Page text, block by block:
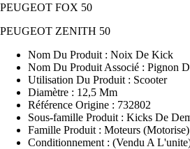
PEUGEOT FOX 50
PEUGEOT ZENITH 50
Nom Du Produit : Noix De Kick
Nom Du Produit Associé : Pignon
Utilisation Du Produit : Scooter
Diamètre : 12,5 Mm
Référence Origine : 732802
Sous-famille Produit : Kicks De
Famille Produit : Moteurs (Motorise)
Conditionnement : (Vendu A